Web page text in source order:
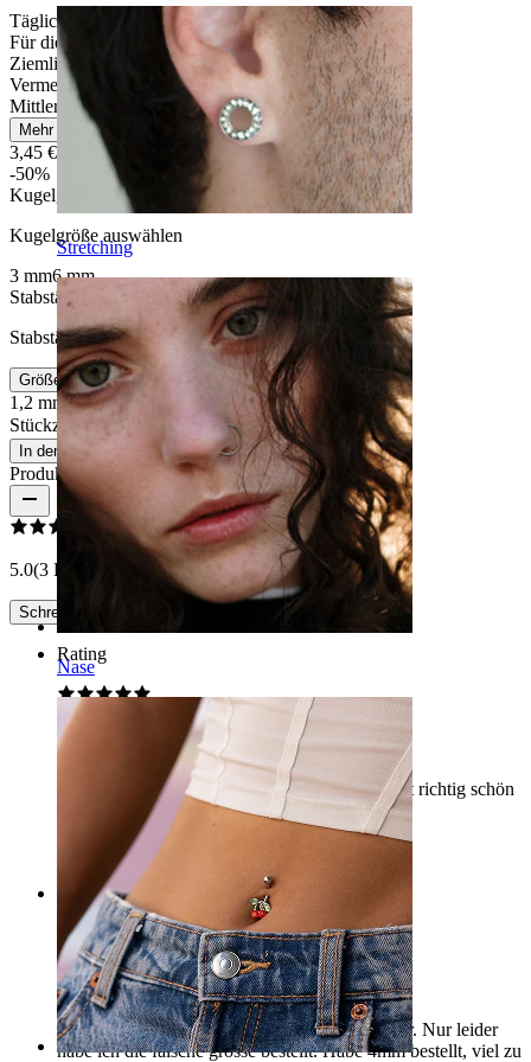
Stretching
Nase
Tägliches Tragen
Für die meisten Hauttypen
Ziemlich leicht
Vermeide Wasserkontakt
Mittlere Haltbarkeit
Mehr lesen
3,45 € 6,90 €
-50%
Kugelgröße
Kugelgröße auswählen
3 mm6 mm
Stabstärke
Stabstärke auswählen
Größeninfo
1,2 mm1,6 mm
Stückzahl: 1
In den Warenkorb
Produktbewertungen
5.0(3 Bewertungen)
Schreibe eine Bewertung
Rating
Richtig gut
Die Kugel sieht unglaublich gut aus und glitzert richtig schön
in der Sonne
Verifizierter Kauf
Rating
tolle kugel
Die kugel ist echt schön, wirklich ein hingucker. Nur leider
habe ich die falsche grösse bestellt. Habe 4mm bestellt, viel zu